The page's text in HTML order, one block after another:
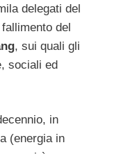
delegati del
del
, sui quali gli
sociali ed
in
(energia in